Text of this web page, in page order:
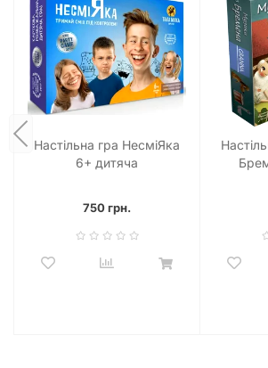
Настільна гра НесміЯка
6+ дитяча
750 грн.